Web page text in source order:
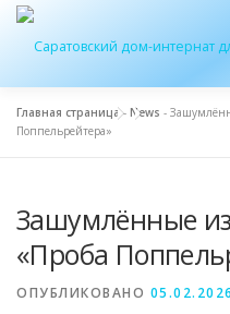
Перейти
содержимому
ОБ УЧРЕЖДЕНИИ
ЖУРНАЛ “ДОМ”
Главная страница- News -
Поппельрейтера»
Зашумлëнные
«Проба
ОПУБЛИКОВАНО 05.02.2026